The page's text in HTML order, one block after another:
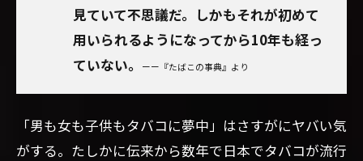
見ていて不思議だ。しかもそれが初めて
用いられるようになってから10年も経っ
ていない。
ーー『たばこの事典』より
「男も女も子供もタバコに夢中」はさすがにヤバい気
がする。たしかに伝来から数年で日本でタバコが流行